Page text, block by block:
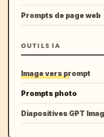
Prompts de page web
OUTILS IA
Image vers prompt
Prompts photo
Diapositives GPT